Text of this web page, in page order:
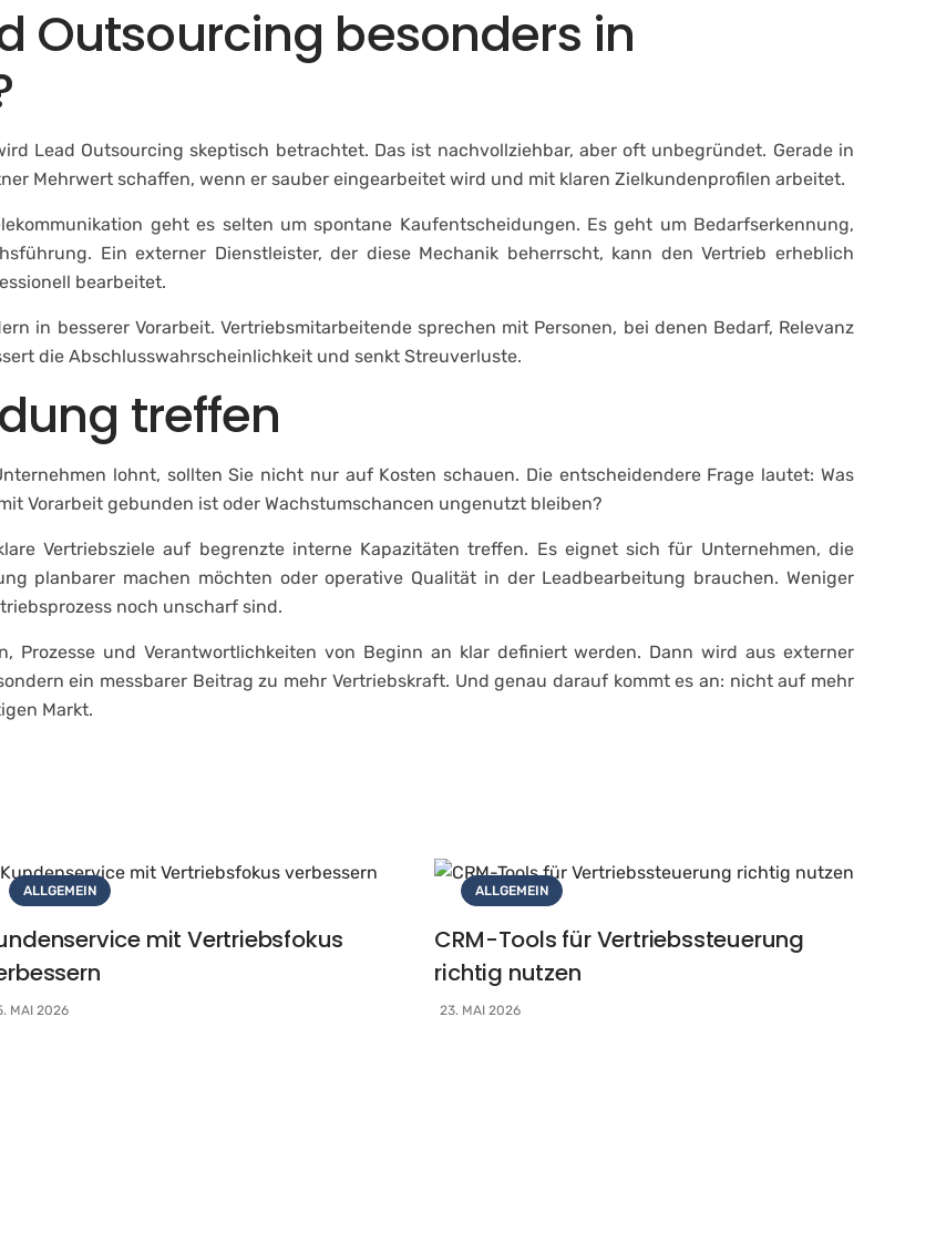
Outsourcing besonders in
Lead Outsourcing skeptisch betrachtet. Das ist nachvollziehbar, aber oft unbegründet. Gerade in
Mehrwert schaffen, wenn er sauber eingearbeitet wird und mit klaren Zielkundenprofilen arbeitet.
geht es selten um spontane Kaufentscheidungen. Es geht um Bedarfserkennung,
Ein externer Dienstleister, der diese Mechanik beherrscht, kann den Vertrieb erheblich
bearbeitet.
in besserer Vorarbeit. Vertriebsmitarbeitende sprechen mit Personen, bei denen Bedarf, Relevanz
die Abschlusswahrscheinlichkeit und senkt Streuverluste.
treffen
lohnt, sollten Sie nicht nur auf Kosten schauen. Die entscheidendere Frage lautet: Was
Vorarbeit gebunden ist oder Wachstumschancen ungenutzt bleiben?
Vertriebsziele auf begrenzte interne Kapazitäten treffen. Es eignet sich für Unternehmen, die
planbarer machen möchten oder operative Qualität in der Leadbearbeitung brauchen. Weniger
noch unscharf sind.
Prozesse und Verantwortlichkeiten von Beginn an klar definiert werden. Dann wird aus externer
ein messbarer Beitrag zu mehr Vertriebskraft. Und genau darauf kommt es an: nicht auf mehr
Markt.
ALLGEMEIN
mit Vertriebsfokus
MAI 2026
ALLGEMEIN
CRM-Tools für Vertriebssteuerung
richtig nutzen
23. MAI 2026